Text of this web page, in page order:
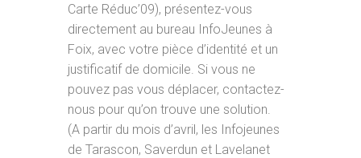
Carte Réduc’09), présentez-vous
directement au bureau InfoJeunes à
Foix, avec votre pièce d’identité et un
justificatif de domicile. Si vous ne
pouvez pas vous déplacer, contactez-
nous pour qu’on trouve une solution.
(A partir du mois d’avril, les Infojeunes
de Tarascon, Saverdun et Lavelanet